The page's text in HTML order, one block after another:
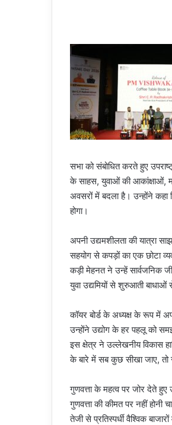
सभा को संबोधित करते हुए
के साहस, युवाओं की आकांक्षाओं,
अवसरों में बदला है। उन्होंने
होगा।
अपनी उद्यमशीलता की यात्रा
सहयोग से कपड़ों का एक छोटा
कड़ी मेहनत ने उन्हें सार्वजनिक
युवा उद्यमियों से शुरुआती
कॉयर बोर्ड के अध्यक्ष के रूप में
उन्होंने उद्योग के हर पहलू को
इस क्षेत्र ने उल्लेखनीय विकास
के बारे में सब कुछ सीखा जाए, तो
गुणवत्ता के महत्व पर जोर देते हुए
गुणवत्ता की कीमत पर नहीं
तेजी से प्रतिस्पर्धी वैश्विक